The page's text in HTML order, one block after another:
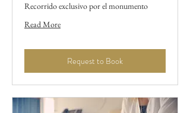
Recorrido exclusivo por el monumento
Read More
Request to Book